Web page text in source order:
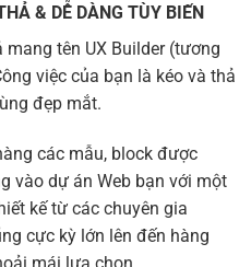
& DỄ DÀNG TÙY BIẾN
tên UX Builder (tương
việc của bạn là kéo và thả
đẹp mắt.
các mẫu, block được
vào dự án Web bạn với một
kế từ các chuyên gia
cực kỳ lớn lên đến hàng
mái lựa chọn.